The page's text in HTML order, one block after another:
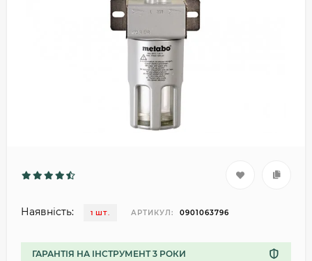
Наявність: 1 ШТ. АРТИКУЛ: 0901063796
ГАРАНТІЯ НА ІНСТРУМЕНТ 3 РОКИ